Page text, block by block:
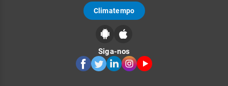
Climatempo
Siga-nos